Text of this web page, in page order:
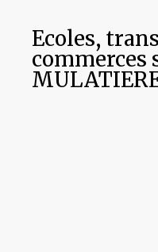
Ecoles,
commerces